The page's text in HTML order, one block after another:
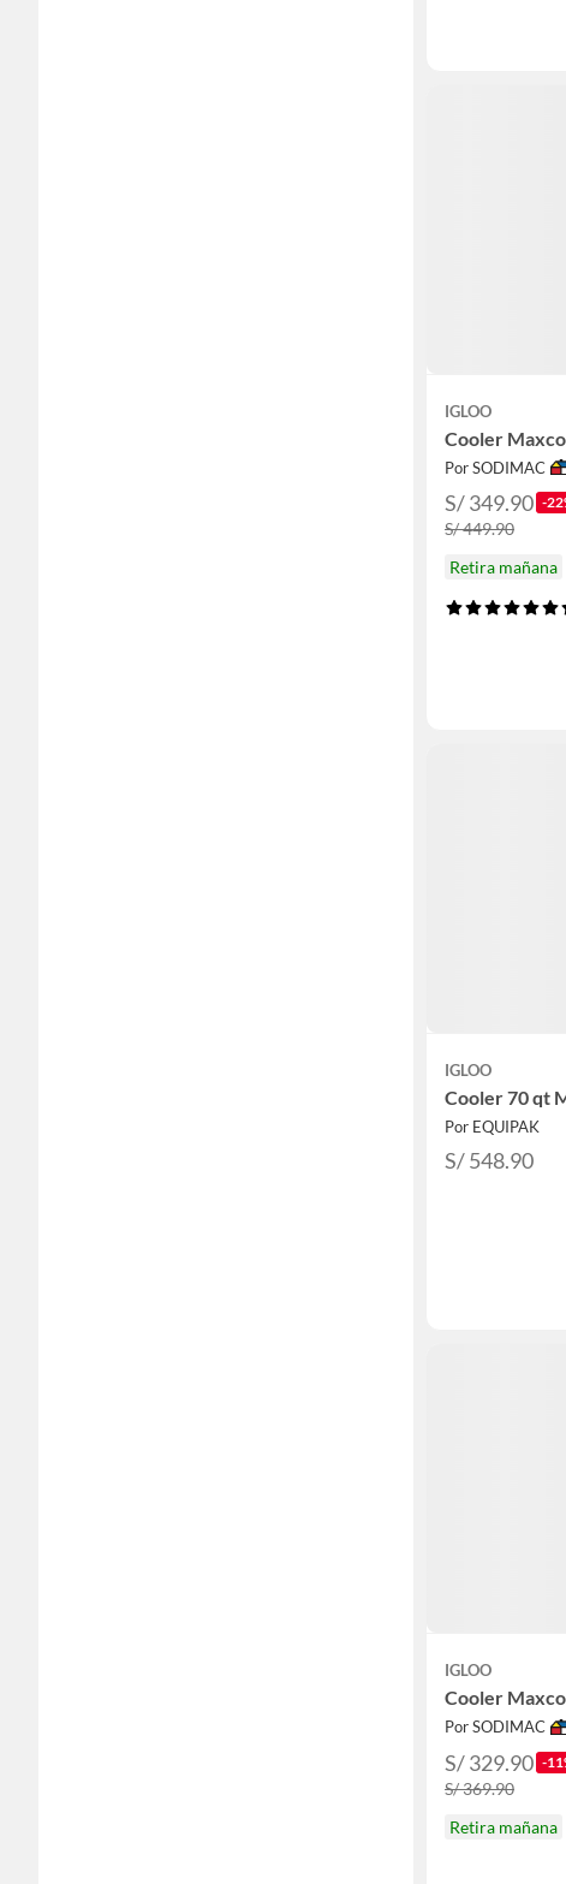
IGLOO
Cooler
Por SODIMAC
S/ 349.90 -
S/ 449.90
Retira mañana
IGLOO
Cooler 70 qt
Por EQUIPAK
S/ 548.90
IGLOO
Cooler
Por SODIMAC
S/ 329.90 -
S/ 369.90
Retira mañana